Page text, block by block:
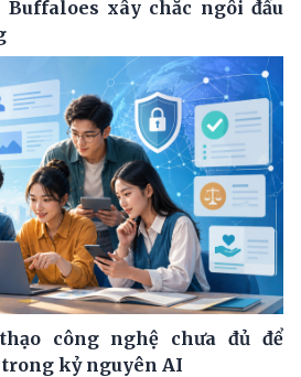
xây chắc ngôi đầu
công nghệ chưa đủ để
kỷ nguyên AI